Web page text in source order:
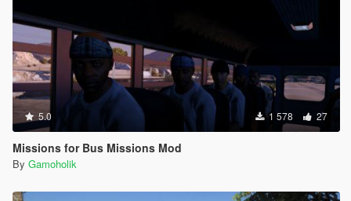
5.0 1 578 27
Missions for Bus Missions Mod
By Gamoholik